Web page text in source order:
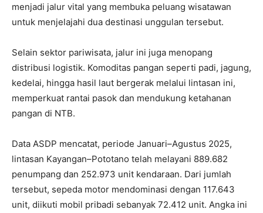
menjadi jalur vital yang membuka peluang wisatawan
untuk menjelajahi dua destinasi unggulan tersebut.
Selain sektor pariwisata, jalur ini juga menopang
distribusi logistik. Komoditas pangan seperti padi, jagung,
kedelai, hingga hasil laut bergerak melalui lintasan ini,
memperkuat rantai pasok dan mendukung ketahanan
pangan di NTB.
Data ASDP mencatat, periode Januari–Agustus 2025,
lintasan Kayangan–Pototano telah melayani 889.682
penumpang dan 252.973 unit kendaraan. Dari jumlah
tersebut, sepeda motor mendominasi dengan 117.643
unit, diikuti mobil pribadi sebanyak 72.412 unit. Angka ini